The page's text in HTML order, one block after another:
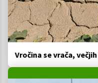
Vročina se vrača,